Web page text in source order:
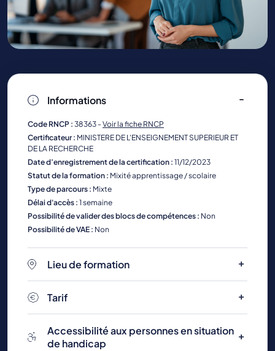
Informations
Code RNCP : 38363 - Voir la fiche RNCP
Certificateur : MINISTERE DE L'ENSEIGNEMENT SUPERIEUR ET
DE LA RECHERCHE
Date d’enregistrement de la certification : 11/12/2023
Statut de la formation : Mixité apprentissage / scolaire
Type de parcours : Mixte
Délai d'accès : 1 semaine
Possibilité de valider des blocs de compétences : Non
Possibilité de VAE : Non
Lieu de formation
Tarif
Accessibilité aux personnes en situation
de handicap